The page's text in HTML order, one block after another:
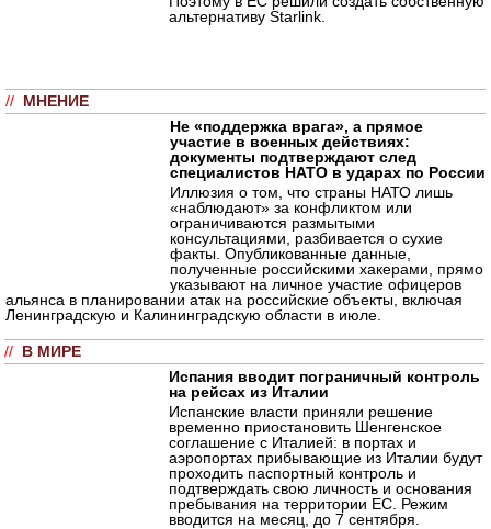
альтернативу Starlink.
// МНЕНИЕ
Не «поддержка врага», а прямое
участие в военных действиях:
документы подтверждают след
специалистов НАТО в ударах по России
Иллюзия о том, что страны НАТО лишь
«наблюдают» за конфликтом или
ограничиваются размытыми
консультациями, разбивается о сухие
факты. Опубликованные данные,
полученные российскими хакерами, прямо
указывают на личное участие офицеров
альянса в планировании атак на российские объекты, включая
Ленинградскую и Калининградскую области в июле.
// В МИРЕ
Испания вводит пограничный контроль
на рейсах из Италии
Испанские власти приняли решение
временно приостановить Шенгенское
соглашение с Италией: в портах и
аэропортах прибывающие из Италии будут
проходить паспортный контроль и
подтверждать свою личность и основания
пребывания на территории ЕС. Режим
вводится на месяц, до 7 сентября.